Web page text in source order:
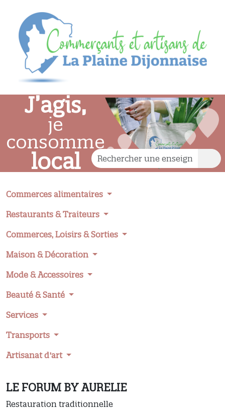
J’agis,
je
consomme
local
Commerces alimentaires
Restaurants & Traiteurs
Commerces, Loisirs & Sorties
Maison & Décoration
Mode & Accessoires
Beauté & Santé
Services
Transports
Artisanat d'art
LE FORUM BY AURELIE
Restauration traditionnelle